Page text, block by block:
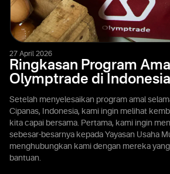
27 April 2026
Ringkasan Program
Olymptrade di Indonesia
Setelah menyelesaikan program amal
Cipanas, Indonesia, kami ingin melihat
kita capai bersama. Pertama, kami ingin
sebesar-besarnya kepada Yayasan Usaha
menghubungkan kami dengan mereka
bantuan.